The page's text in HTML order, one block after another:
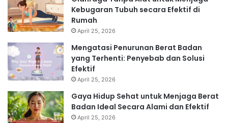
Kebugaran Tubuh secara Efektif di
Rumah
April 25, 2026
Mengatasi Penurunan Berat Badan
yang Terhenti: Penyebab dan Solusi
Efektif
April 25, 2026
Gaya Hidup Sehat untuk Menjaga Berat
Badan Ideal Secara Alami dan Efektif
April 25, 2026